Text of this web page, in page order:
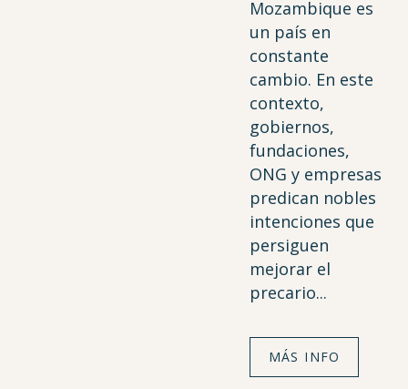
Mozambique es
un país en
constante
cambio. En este
contexto,
gobiernos,
fundaciones,
ONG y empresas
predican nobles
intenciones que
persiguen
mejorar el
precario...
MÁS INFO